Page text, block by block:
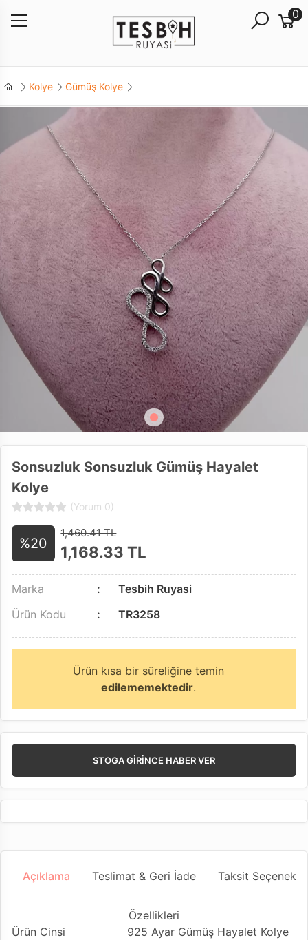
0
Kolye Gümüş Kolye
Sonsuzluk Sonsuzluk Gümüş Hayalet
Kolye
(Yorum 0)
%20
1,460.41 TL
1,168.33 TL
Marka
Tesbih Ruyasi
Ürün Kodu
TR3258
Ürün kısa bir süreliğine temin
edilememektedir.
STOGA GIRINCE HABER VER
Açıklama Teslimat & Geri İade Taksit
Özellikleri
Ürün Cinsi
925 Ayar Gümüş Hayalet Kolye